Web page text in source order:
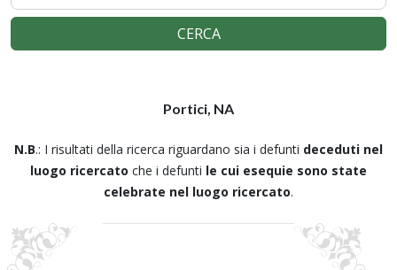
CERCA
Portici, NA
N.B.: I risultati della ricerca riguardano sia i defunti deceduti nel
luogo ricercato che i defunti le cui esequie sono state
celebrate nel luogo ricercato.